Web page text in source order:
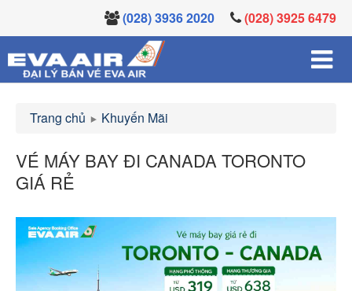
(028) 3936 2020 (028) 3925 6479
Trang chủ Khuyến Mãi
VÉ MÁY BAY ĐI CANADA TORONTO
GIÁ RẺ